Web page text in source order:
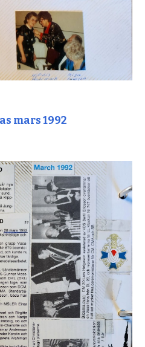
mars 1992